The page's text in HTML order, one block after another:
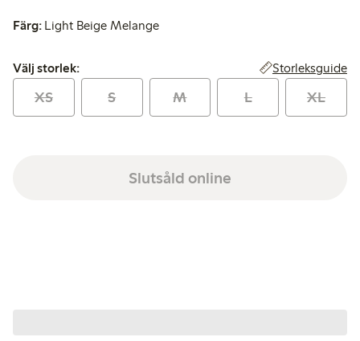
Färg: Light Beige Melange
Välj storlek:
Välj storlek: Storleksguide
XS S M L XL
Slutsåld online